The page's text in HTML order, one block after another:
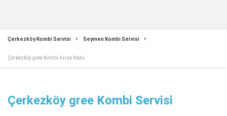
Çerkezköy Kombi Servisi Seymen Kombi Servisi
Çerkezköy gree Kombi Arıza Kodu
Çerkezköy gree Kombi Servisi